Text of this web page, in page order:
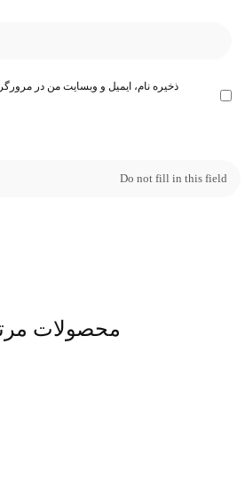
ذخیره نام، ایمیل و وبسایت من در
محصولات